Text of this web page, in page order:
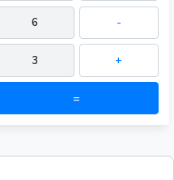
6 -
3 +
=